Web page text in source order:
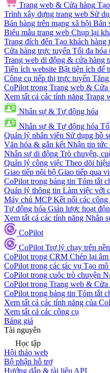
Trang web & Cửa hàng
Trình xây dựng trang web Sử
Bán hàng trên mạng xã hội Bán
Biểu mẫu trang web Chụp lại
Trang đích đến Tạo khách hàng
Cửa hàng trực tuyến Tối đa hóa
Trang web di động & cửa hàng
Tiện ích website Bật tiện ích để
Công cụ tiếp thị trực tuyến
CoPilot trong Trang web & Cửa
Xem tất cả các tính năng Trang
Nhân sự & Tự động hóa
Nhân sự & Tự động hóa
Quản lý nhân viên Sử dụng hồ
Văn hóa & gắn kết Nhận tin tức
Nhân sự di động Trò chuyện,
Quản lý công việc Theo dõi
Giao tiếp nội bộ Giao tiếp qua
CoPilot trong bảng tin Tóm tắt
Quản lý thông tin Làm việc với
Máy chủ MCP Kết nối các
Tự động hóa Giản lược hoạt
Xem tất cả các tính năng Nhân
CoPilot
CoPilot Trợ lý chạy trên
CoPilot trong CRM Chép lại
CoPilot trong các tác vụ Tạo mô
CoPilot trong cuộc trò chuyện
CoPilot trong Trang web & Cửa
CoPilot trong bảng tin Tóm tắt
Xem tất cả các tính năng của
Xem tất cả các công cụ
Bảng giá
Tài nguyên
Học tập
Hội thảo web
Bộ phận hỗ trợ
Hướng dẫn & tài liệu API